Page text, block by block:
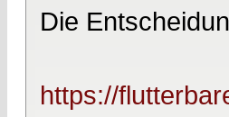
Die
https://